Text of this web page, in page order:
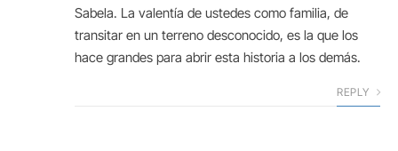
Sabela. La valentía de ustedes como familia, de
transitar en un terreno desconocido, es la que los
hace grandes para abrir esta historia a los demás.
REPLY